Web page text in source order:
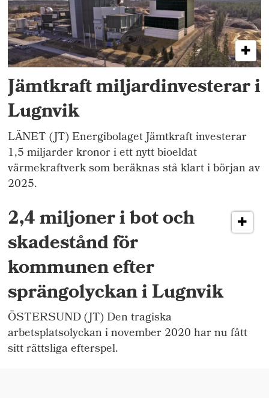
Jämtkraft miljardinvesterar i
Lugnvik
LÄNET (JT) Energibolaget Jämtkraft investerar
1,5 miljarder kronor i ett nytt bioeldat
värmekraftverk som beräknas stå klart i början av
2025.
2,4 miljoner i bot och
skadestånd för
kommunen efter
sprängolyckan i Lugnvik
ÖSTERSUND (JT) Den tragiska
arbetsplatsolyckan i november 2020 har nu fått
sitt rättsliga efterspel.